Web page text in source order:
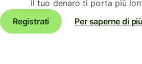
Il tuo denaro ti porta più
Registrati
Per saperne di più